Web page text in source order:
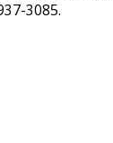
3085.